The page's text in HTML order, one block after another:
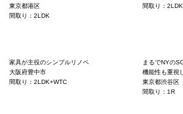
東京都港区
間取り：2LDK
間取り：2LDK
家具が主役のシンプルリノベ
大阪府豊中市
間取り：2LDK+WTC
まるでNYの
機能性も重視
東京都渋谷区
間取り：1R